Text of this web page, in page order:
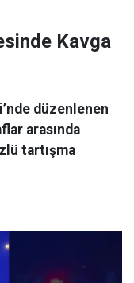
Kavga
düzenlenen
arasında
tartışma